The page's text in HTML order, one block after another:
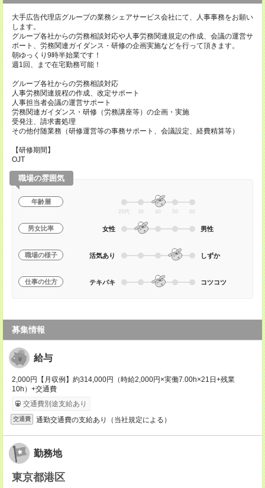
大手広告代理店グループの業務シェアサービス会社にて、人事事務をお願い
します。
グループ各社からの労務相談対応や人事労務関連規定の作成、会議の運営サ
ポート、労務関連ガイダンス・研修の企画実施などを行って頂きます。
朝ゆっくり9時半始業です！
週1回、まで在宅勤務可能！
グループ各社からの労務相談対応
人事労務関連規程の作成、改定サポート
人事担当者会議の運営サポート
労務関連ガイダンス・研修（労務講座等）の企画・実施
受発注、請求書処理
その他付随業務（研修運営等の事務サポート、会議設定、経費精算等）
【研修期間】
OJT
職場の雰囲気
年齢層
20代 30 40 50 60
男女比率 女性 男性
職場の様子 活気あり しずか
仕事の仕方 テキパキ コツコツ
募集情報
給与
2,000円【月収例】約314,000円（時給2,000円×実働7.00h×21日+残業
10h）+交通費
交通費別途支給あり
交通費 通勤交通費の支給あり（当社規定による）
勤務地
東京都港区